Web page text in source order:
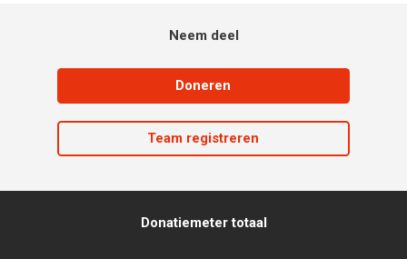
Neem deel
Doneren
Team registreren
Donatiemeter totaal